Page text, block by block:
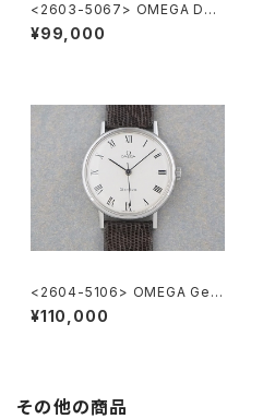
<2603-5067> OMEGA DE-
VILLE
¥99,000
<2604-5106> OMEGA Gen
eve
¥110,000
その他の商品